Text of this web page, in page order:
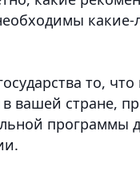
то,
вашей стране,
программы